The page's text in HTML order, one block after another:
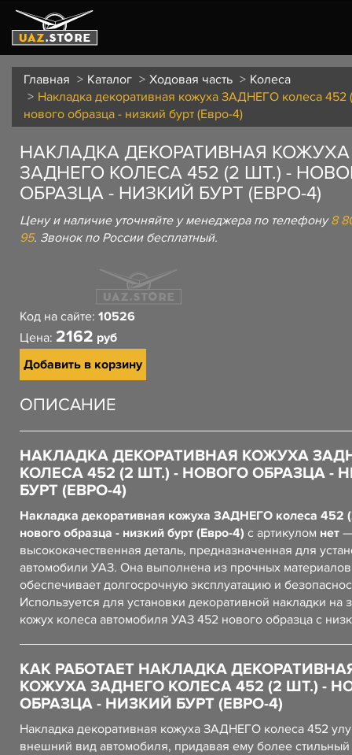
Главная Каталог Ходовая часть
Колеса
Накладка декоративная кожуха ЗАДНЕГО колеса 452
нового образца - низкий бурт (Евро-4)
НАКЛАДКА ДЕКОРАТИВНАЯ КОЖУХА
ЗАДНЕГО КОЛЕСА 452 (2 ШТ.) -
ОБРАЗЦА - НИЗКИЙ БУРТ (ЕВРО-4)
Цену и наличие уточняйте у менеджера по телефону8
95. Звонок по России бесплатный.
Код на сайте: 10526
Цена: 2162 руб
Добавить в корзину
ОПИСАНИЕ
НАКЛАДКА ДЕКОРАТИВНАЯ КОЖУХА
КОЛЕСА 452 (2 ШТ.) - НОВОГО ОБРАЗЦА -
БУРТ (ЕВРО-4)
Накладка декоративная кожуха ЗАДНЕГО колеса 452
нового образца - низкий бурт (Евро-4) с артикулом нет
высококачественная деталь, предназначенная для
автомобили УАЗ. Она выполнена из прочных
обеспечивает долгосрочную эксплуатацию и
Используется для установки декоративной накладки на
кожух колеса автомобиля УАЗ 452 нового образца с
КАК РАБОТАЕТ НАКЛАДКА
КОЖУХА ЗАДНЕГО КОЛЕСА 452 (2 ШТ.) -
ОБРАЗЦА - НИЗКИЙ БУРТ (ЕВРО-4)
Накладка декоративная кожуха ЗАДНЕГО колеса 452
внешний вид автомобиля, придавая ему более